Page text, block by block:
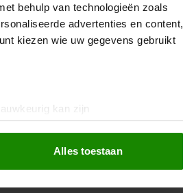
behulp van technologieën zoals
advertenties en content,
kiezen wie uw gegevens gebruikt
kan zijn
(fingerprinting)
Alles toestaan